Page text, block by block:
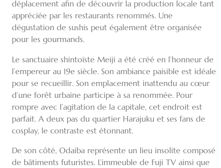
déplacement afin de découvrir la production locale tant
appréciée par les restaurants renommés. Une
dégustation de sushis peut également être organisée
pour les gourmands.
Le sanctuaire shintoïste Meiji a été créé en l’honneur de
l’empereur au 19e siècle. Son ambiance paisible est idéale
pour se recueillir. Son emplacement inattendu au cœur
d’une forêt urbaine participe à sa renommée. Pour
rompre avec l’agitation de la capitale, cet endroit est
parfait. A deux pas du quartier Harajuku et ses fans de
cosplay, le contraste est étonnant.
De son côté, Odaiba représente un lieu insolite composé
de bâtiments futuristes. L’immeuble de Fuji TV ainsi que